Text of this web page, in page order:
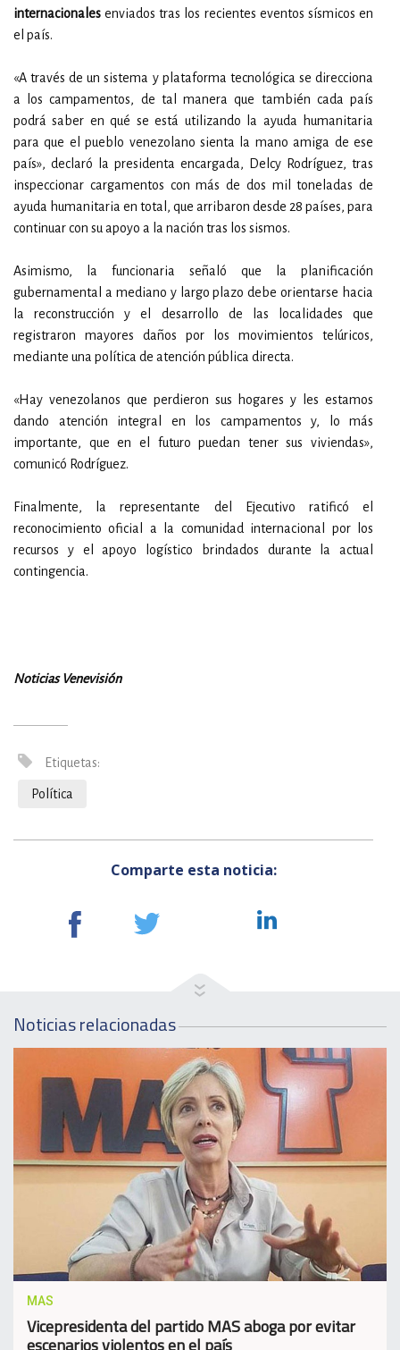
internacionales enviados tras los recientes eventos sísmicos en
el país.
«A través de un sistema y plataforma tecnológica se direcciona
a los campamentos, de tal manera que también cada país
podrá saber en qué se está utilizando la ayuda humanitaria
para que el pueblo venezolano sienta la mano amiga de ese
país», declaró la presidenta encargada, Delcy Rodríguez, tras
inspeccionar cargamentos con más de dos mil toneladas de
ayuda humanitaria en total, que arribaron desde 28 países, para
continuar con su apoyo a la nación tras los sismos.
Asimismo, la funcionaria señaló que la planificación
gubernamental a mediano y largo plazo debe orientarse hacia
la reconstrucción y el desarrollo de las localidades que
registraron mayores daños por los movimientos telúricos,
mediante una política de atención pública directa.
«Hay venezolanos que perdieron sus hogares y les estamos
dando atención integral en los campamentos y, lo más
importante, que en el futuro puedan tener sus viviendas»,
comunicó Rodríguez.
Finalmente, la representante del Ejecutivo ratificó el
reconocimiento oficial a la comunidad internacional por los
recursos y el apoyo logístico brindados durante la actual
contingencia.
Noticias Venevisión
Etiquetas:
Política
Comparte esta noticia:
Noticias relacionadas
MAS
Vicepresidenta del partido MAS aboga por evitar